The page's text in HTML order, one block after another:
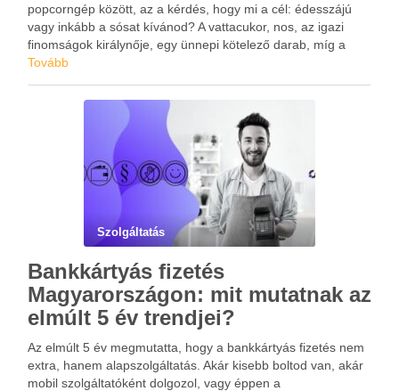
popcorngép között, az a kérdés, hogy mi a cél: édesszájú
vagy inkább a sósat kívánod? A vattacukor, nos, az igazi
finomságok királynője, egy ünnepi kötelező darab, míg a
popcorn a filmesték legjobb barátja, lehetőleg egy jó …
Tovább
Szolgáltatás
Bankkártyás fizetés
Magyarországon: mit mutatnak az
elmúlt 5 év trendjei?
Az elmúlt 5 év megmutatta, hogy a bankkártyás fizetés nem
extra, hanem alapszolgáltatás. Akár kisebb boltod van, akár
mobil szolgáltatóként dolgozol, vagy éppen a